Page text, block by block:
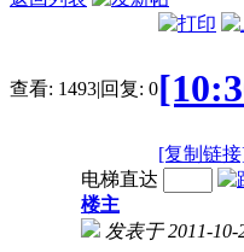
查看: 1493|回复: 0
[复制链
电梯直达
楼主
发表于 2011-10-